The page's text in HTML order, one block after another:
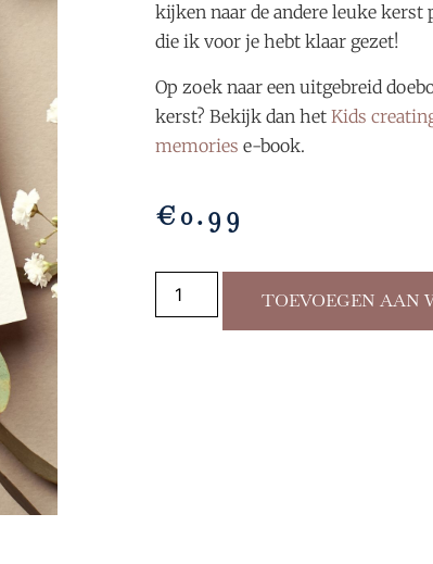
kijken naar de andere leuke kerst
die ik voor je hebt klaar gezet!
Op zoek naar een uitgebreid
kerst? Bekijk dan het Kids
memories e-book.
€ 0.99
TOEVOEGEN AAN